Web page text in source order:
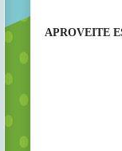
APROVEITE